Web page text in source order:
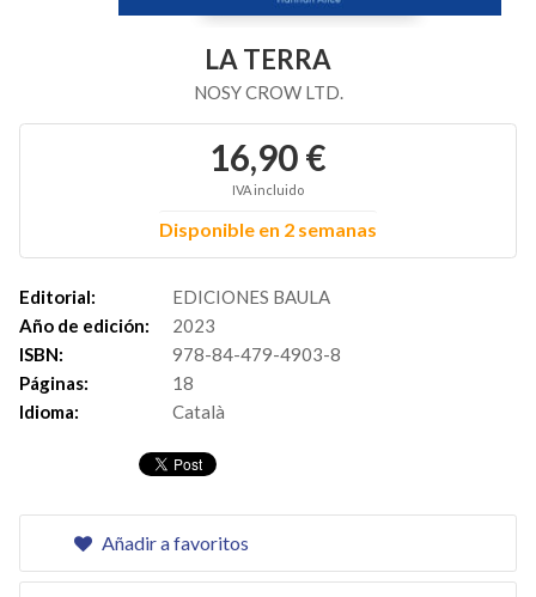
LA TERRA
NOSY CROW LTD.
16,90 €
IVA incluido
Disponible en 2 semanas
Editorial:
EDICIONES BAULA
Año de edición:
2023
ISBN:
978-84-479-4903-8
Páginas:
18
Idioma:
Català
Añadir a favoritos